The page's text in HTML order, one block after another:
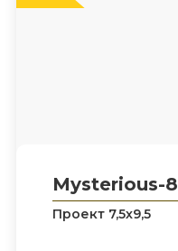
Mysterious-8
Проект 7,5х9,5